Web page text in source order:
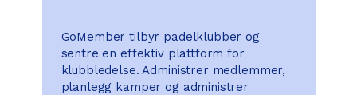
GoMember tilbyr padelklubber og
sentre en effektiv plattform for
klubbledelse. Administrer medlemmer,
planlegg kamper og administrer